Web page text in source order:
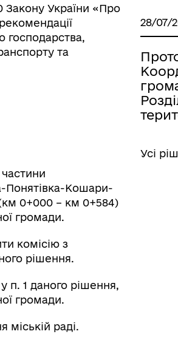
Електронна черга в ТЦК
Закону України «Про
господарства,
та
частини
Понятівка-Кошари-
0+000 – км 0+584)
громади.
комісію з
рішення.
п. 1 даного рішення,
громади.
міській раді.
28/07/
Усі